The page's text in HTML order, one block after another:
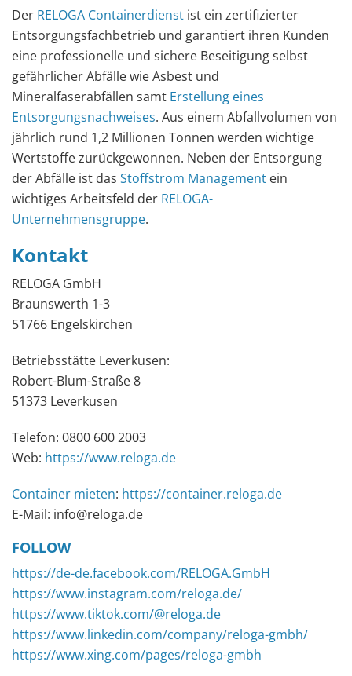
Der RELOGA Containerdienst ist ein zertifizierter
Entsorgungsfachbetrieb und garantiert ihren Kunden
eine professionelle und sichere Beseitigung selbst
gefährlicher Abfälle wie Asbest und
Mineralfaserabfällen samt Erstellung eines
Entsorgungsnachweises. Aus einem Abfallvolumen von
jährlich rund 1,2 Millionen Tonnen werden wichtige
Wertstoffe zurückgewonnen. Neben der Entsorgung
der Abfälle ist das Stoffstrom Management ein
wichtiges Arbeitsfeld der RELOGA-
Unternehmensgruppe.
Kontakt
RELOGA GmbH
Braunswerth 1-3
51766 Engelskirchen
Betriebsstätte Leverkusen:
Robert-Blum-Straße 8
51373 Leverkusen
Telefon: 0800 600 2003
Web: https://www.reloga.de
Container mieten: https://container.reloga.de
E-Mail: info@reloga.de
FOLLOW
https://de-de.facebook.com/RELOGA.GmbH
https://www.instagram.com/reloga.de/
https://www.tiktok.com/@reloga.de
https://www.linkedin.com/company/reloga-gmbh/
https://www.xing.com/pages/reloga-gmbh